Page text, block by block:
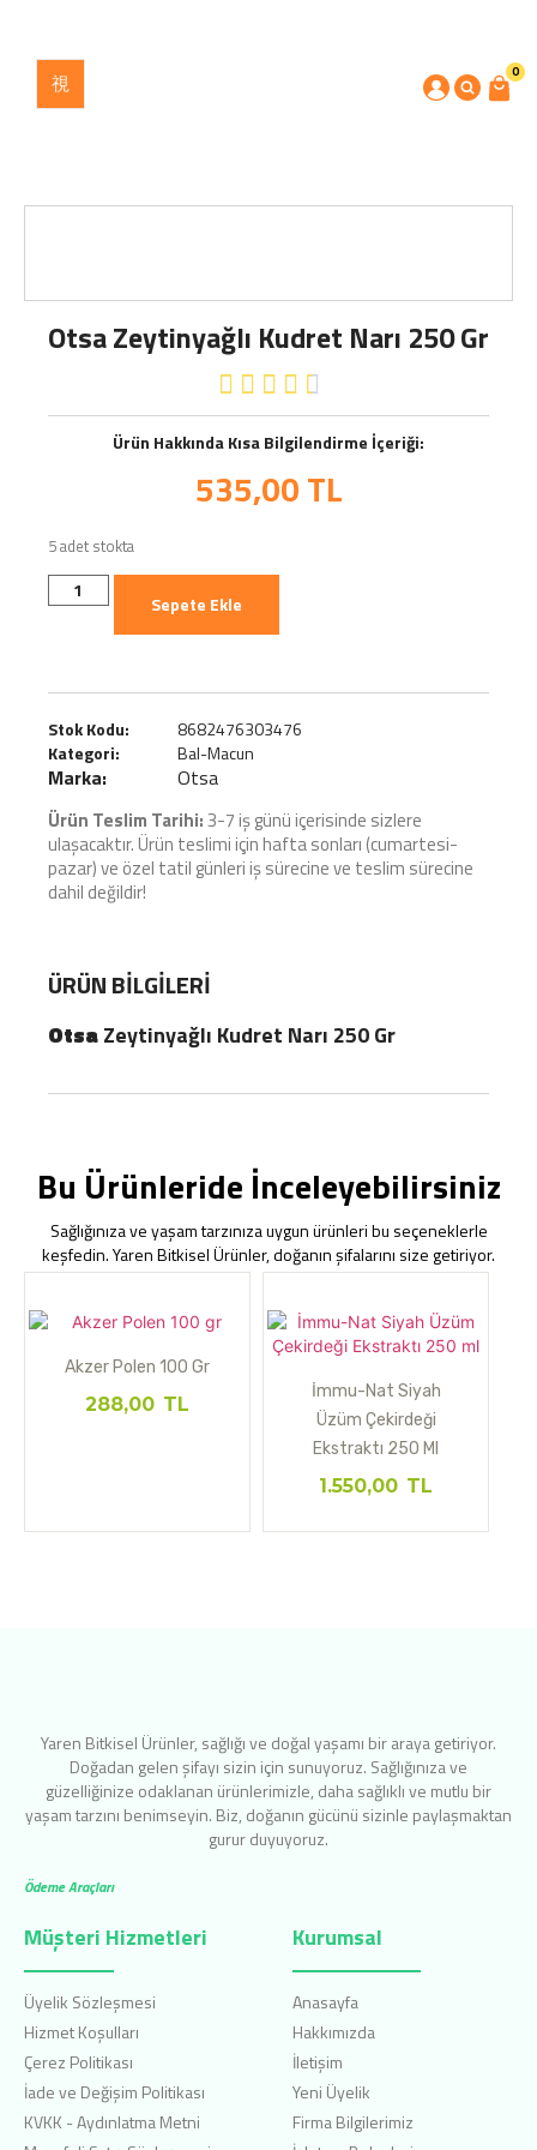
0
Otsa Zeytinyağlı Kudret Narı 250 Gr
    
Ürün Hakkında Kısa Bilgilendirme İçeriği:
535,00TL
5 adet stokta
Sepete Ekle
Stok Kodu:
8682476303476
Kategori:
Bal-Macun
Marka: Otsa
Ürün Teslim Tarihi:3-7 iş günü içerisinde sizlere
ulaşacaktır. Ürün teslimi için hafta sonları (cumartesi-
pazar) ve özel tatil günleri iş sürecine ve teslim sürecine
dahil değildir!
ÜRÜN BILGILERI
OtsaZeytinyağlı Kudret Narı 250 Gr
Bu Ürünleride İnceleyebilirsiniz
Sağlığınıza ve yaşam tarzınıza uygun ürünleri bu seçeneklerle
keşfedin. Yaren Bitkisel Ürünler, doğanın şifalarını size getiriyor.
Akzer Polen 100 Gr
288,00 TL
İmmu-Nat Siyah
Üzüm Çekirdeği
Ekstraktı 250 Ml
1.550,00 TL
Yaren Bitkisel Ürünler, sağlığı ve doğal yaşamı bir araya getiriyor.
Doğadan gelen şifayı sizin için sunuyoruz. Sağlığınıza ve
güzelliğinize odaklanan ürünlerimizle, daha sağlıklı ve mutlu bir
yaşam tarzını benimseyin. Biz, doğanın gücünü sizinle paylaşmaktan
gurur duyuyoruz.
Ödeme Araçları
Müşteri Hizmetleri
Üyelik Sözleşmesi
Hizmet Koşulları
Çerez Politikası
İade ve Değişim Politikası
KVKK - Aydınlatma Metni
Kurumsal
Anasayfa
Hakkımızda
İletişim
Yeni Üyelik
Firma Bilgilerimiz